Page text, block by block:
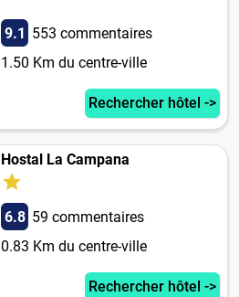
9.1 553 commentaires
1.50 Km du centre-ville
Rechercher hôtel ->
Hostal La Campana
6.8 59 commentaires
0.83 Km du centre-ville
Rechercher hôtel ->